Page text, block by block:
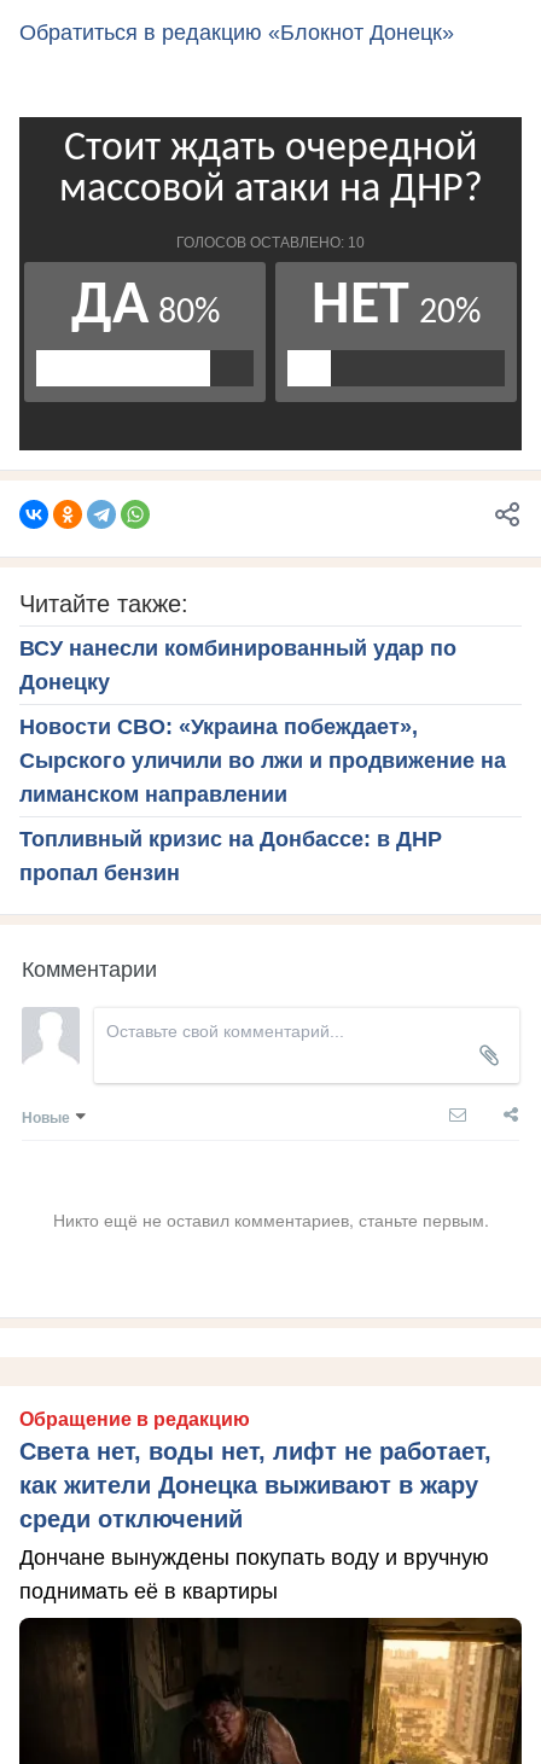
Обратиться в редакцию «Блокнот Донецк»
Читайте также:
ВСУ нанесли комбинированный удар по
Донецку
Новости СВО: «Украина побеждает»,
Сырского уличили во лжи и продвижение на
лиманском направлении
Топливный кризис на Донбассе: в ДНР
пропал бензин
Комментарии
Новые
Никто ещё не оставил комментариев, станьте первым.
Обращение в редакцию
Света нет, воды нет, лифт не работает,
как жители Донецка выживают в жару
среди отключений
Дончане вынуждены покупать воду и вручную
поднимать её в квартиры